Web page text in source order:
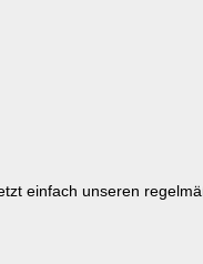
einfach unseren